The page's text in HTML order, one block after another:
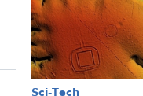
Sci-Tech